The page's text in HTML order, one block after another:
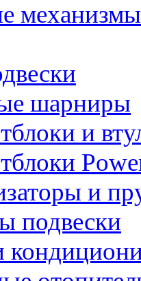
механизмы
шарниры
и
и
подвески